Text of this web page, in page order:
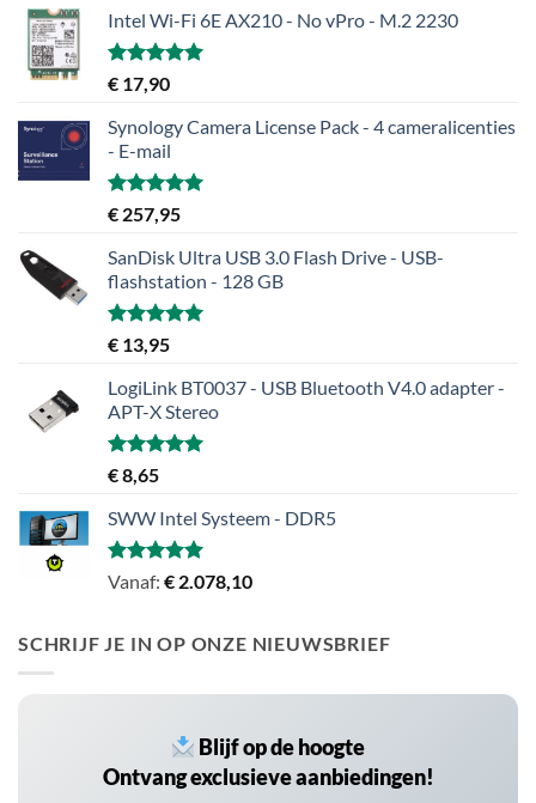
Intel Wi-Fi 6E AX210 - No vPro - M.2 2230
Gewaardeerd
uit 5
€ 17,90
Synology Camera License Pack - 4 cameralicenties
- E-mail
Gewaardeerd
uit 5
€ 257,95
SanDisk Ultra USB 3.0 Flash Drive - USB-
flashstation - 128 GB
Gewaardeerd
uit 5
€ 13,95
LogiLink BT0037 - USB Bluetooth V4.0 adapter -
APT-X Stereo
Gewaardeerd
5.00
€8,65
SWW Intel Systeem - DDR5
Gewaardeerd
Vanaf: € 2.078,10
SCHRIJF JE IN OP ONZE NIEUWSBRIEF
Blijf op de hoogte
Ontvang exclusieve aanbiedingen!